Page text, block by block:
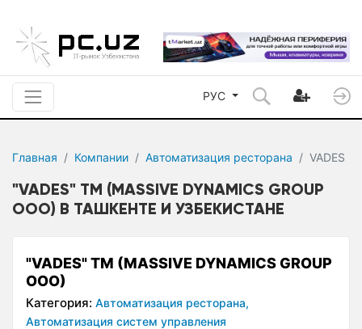
РУС
Главная Компании Автоматизация ресторана VADES
"VADES" ТМ (MASSIVE DYNAMICS GROUP
ООО) В ТАШКЕНТЕ И УЗБЕКИСТАНЕ
"VADES" ТМ (MASSIVE DYNAMICS GROUP
ООО)
Категория: Автоматизация ресторана,
Автоматизация систем управления